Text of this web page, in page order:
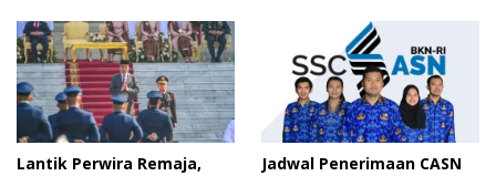
Lantik Perwira Remaja,
Jadwal Penerimaan CASN